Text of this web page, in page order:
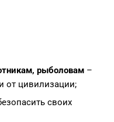
рыболовам –
от цивилизации;
своих